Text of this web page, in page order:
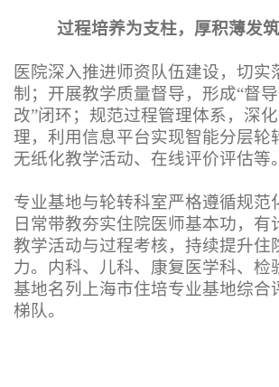
过程培养为支柱，厚积薄发
医院深入推进师资队伍建设，切实
制；开展教学质量督导，形成“督导
改”闭环；规范过程管理体系，深
理，利用信息平台实现智能分层轮
无纸化教学活动、在线评价评估等。
专业基地与轮转科室严格遵循规范
日常带教夯实住院医师基本功，有
教学活动与过程考核，持续提升住
力。内科、儿科、康复医学科、检
基地名列上海市住培专业基地综合
梯队。